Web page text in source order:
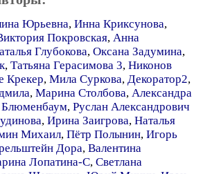
Юрьевна, Инна Криксунова,
Покровская, Анна
Глубокова, Оксана Задумина,
, Татьяна Герасимова 3, Никонов
Крекер, Мила Суркова, Декоратор2,
, Марина Столбова, Александра
Блюменбаум, Руслан Александрович
, Ирина Заигрова, Наталья
Михаил, Пётр Полынин, Игорь
Дора, Валентина
Лопатина-С, Светлана